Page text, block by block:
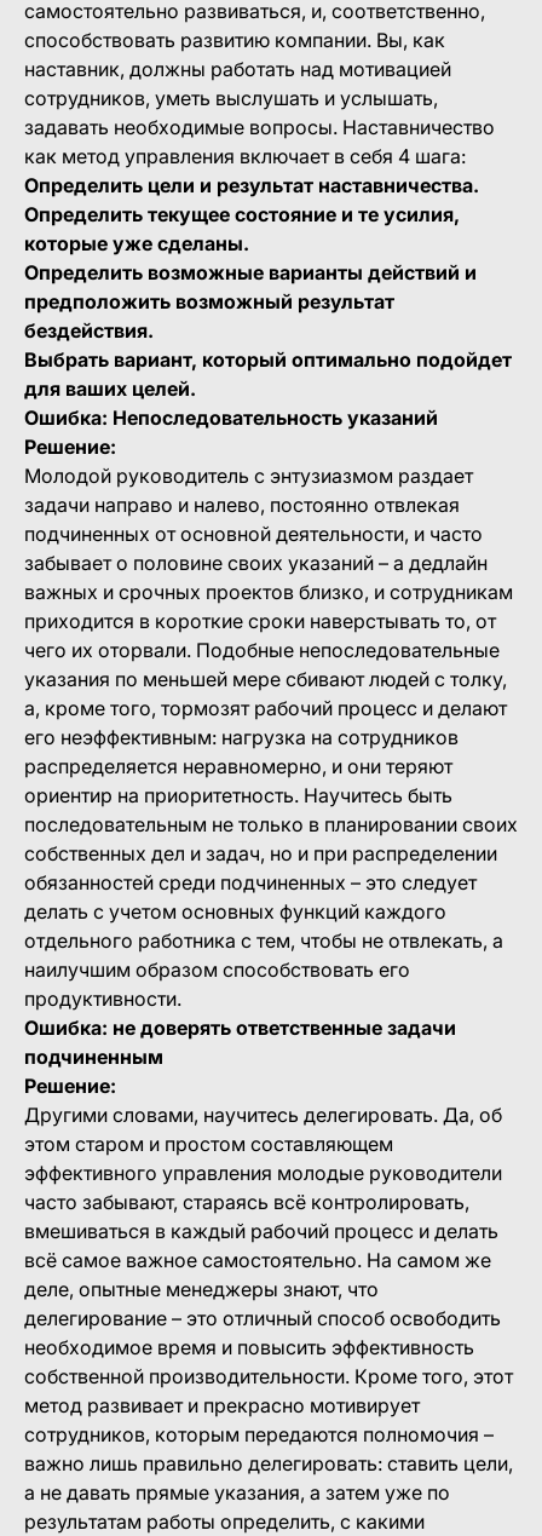
самостоятельно развиваться, и, соответственно,
способствовать развитию компании. Вы, как
наставник, должны работать над мотивацией
сотрудников, уметь выслушать и услышать,
задавать необходимые вопросы. Наставничество
как метод управления включает в себя 4 шага:
Определить цели и результат наставничества.
Определить текущее состояние и те усилия,
которые уже сделаны.
Определить возможные варианты действий и
предположить возможный результат
бездействия.
Выбрать вариант, который оптимально подойдет
для ваших целей.
Ошибка: Непоследовательность указаний
Решение:
Молодой руководитель с энтузиазмом раздает
задачи направо и налево, постоянно отвлекая
подчиненных от основной деятельности, и часто
забывает о половине своих указаний – а дедлайн
важных и срочных проектов близко, и сотрудникам
приходится в короткие сроки наверстывать то, от
чего их оторвали. Подобные непоследовательные
указания по меньшей мере сбивают людей с толку,
а, кроме того, тормозят рабочий процесс и делают
его неэффективным: нагрузка на сотрудников
распределяется неравномерно, и они теряют
ориентир на приоритетность. Научитесь быть
последовательным не только в планировании своих
собственных дел и задач, но и при распределении
обязанностей среди подчиненных – это следует
делать с учетом основных функций каждого
отдельного работника с тем, чтобы не отвлекать, а
наилучшим образом способствовать его
продуктивности.
Ошибка: не доверять ответственные задачи
подчиненным
Решение:
Другими словами, научитесь делегировать. Да, об
этом старом и простом составляющем
эффективного управления молодые руководители
часто забывают, стараясь всё контролировать,
вмешиваться в каждый рабочий процесс и делать
всё самое важное самостоятельно. На самом же
деле, опытные менеджеры знают, что
делегирование – это отличный способ освободить
необходимое время и повысить эффективность
собственной производительности. Кроме того, этот
метод развивает и прекрасно мотивирует
сотрудников, которым передаются полномочия –
важно лишь правильно делегировать: ставить цели,
а не давать прямые указания, а затем уже по
результатам работы определить, с какими